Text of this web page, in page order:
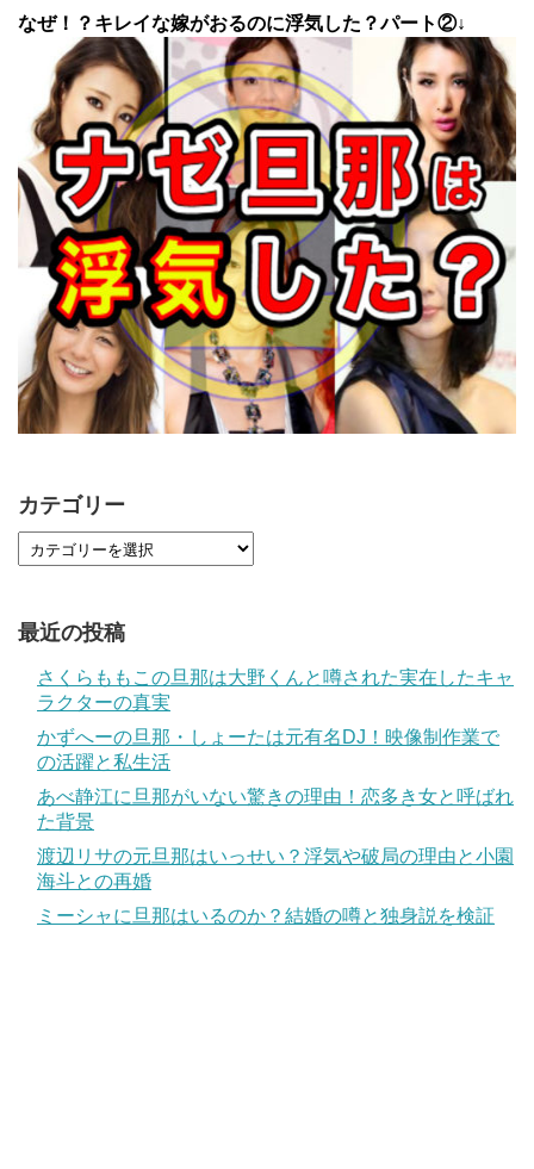
なぜ！？キレイな嫁がおるのに浮気した？パート②↓
カテゴリー
最近の投稿
さくらももこの旦那は大野くんと噂された実在したキャ
ラクターの真実
かずへーの旦那・しょーたは元有名DJ！映像制作業で
の活躍と私生活
あべ静江に旦那がいない驚きの理由！恋多き女と呼ばれ
た背景
渡辺リサの元旦那はいっせい？浮気や破局の理由と小園
海斗との再婚
ミーシャに旦那はいるのか？結婚の噂と独身説を検証